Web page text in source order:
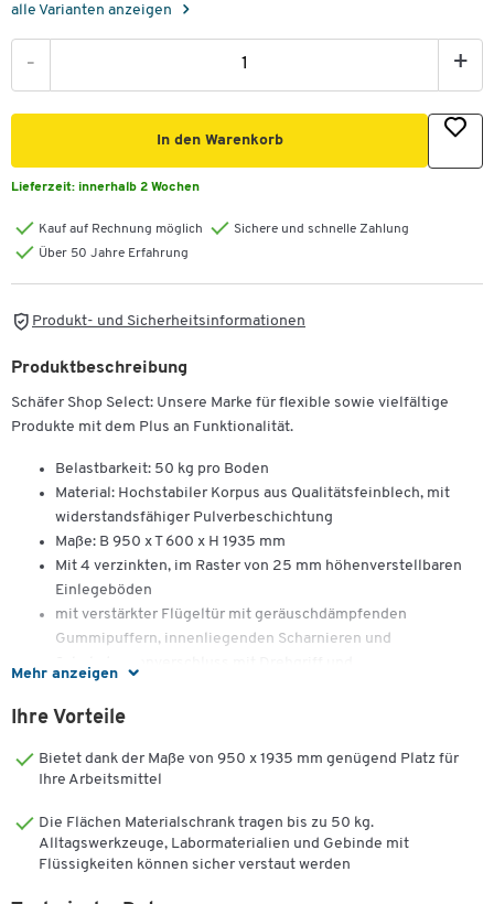
alle Varianten anzeigen
- +
In den Warenkorb
Lieferzeit: innerhalb 2 Wochen
Kauf auf Rechnung möglich
Sichere und schnelle Zahlung
Über 50 Jahre Erfahrung
Produkt- und Sicherheitsinformationen
Mehr anzeigen
Produktbeschreibung
Schäfer Shop Select: Unsere Marke für flexible sowie vielfältige
Produkte mit dem Plus an Funktionalität.
Belastbarkeit: 50 kg pro Boden
Material: Hochstabiler Korpus aus Qualitätsfeinblech, mit
widerstandsfähiger Pulverbeschichtung
Maße: B 950 x T 600 x H 1935 mm
Mit 4 verzinkten, im Raster von 25 mm höhenverstellbaren
Einlegeböden
mit verstärkter Flügeltür mit geräuschdämpfenden
Gummipuffern, innenliegenden Scharnieren und
Schubstangenverschluss mit Drehgriff und
Gewicht: 75 kg
Qualität, die bleibt.
Sie wollen bei Ihrer Arbeitsplatzausstattung an die Zukunft denken
und längerfristig planen?
Ihre Vorteile
Bietet dank der Maße von 950 x 1935 mm genügend Platz für
Ihre Arbeitsmittel
Die Flächen Materialschrank tragen bis zu 50 kg.
Alltagswerkzeuge, Labormaterialien und Gebinde mit
Flüssigkeiten können sicher verstaut werden